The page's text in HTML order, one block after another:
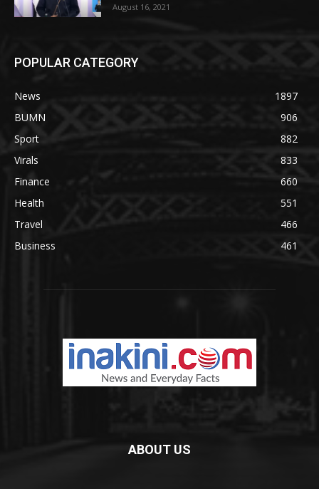
August 16, 2021
POPULAR CATEGORY
News
1897
BUMN
906
Sport
882
Virals
833
Finance
660
Health
551
Travel
466
Business
461
ABOUT US